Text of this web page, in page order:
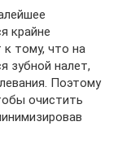
крайне
тому, что на
зубной налет,
Поэтому
очистить